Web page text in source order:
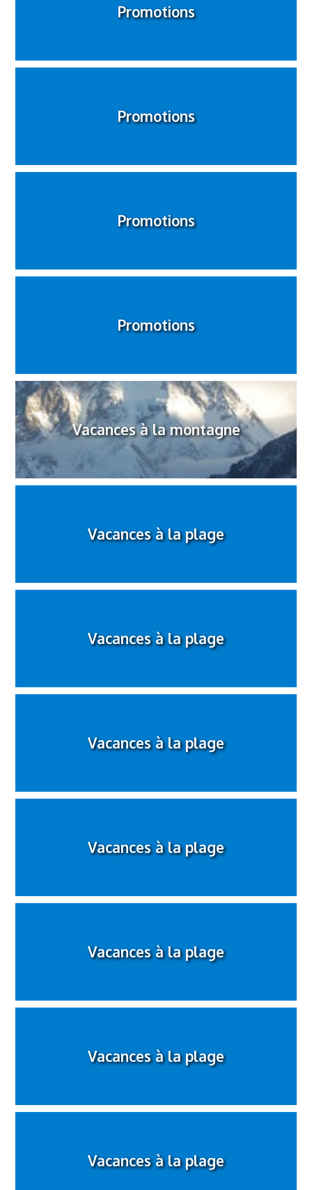
Promotions
Promotions
Promotions
Promotions
Vacances à la montagne
Vacances à la plage
Vacances à la plage
Vacances à la plage
Vacances à la plage
Vacances à la plage
Vacances à la plage
Vacances à la plage